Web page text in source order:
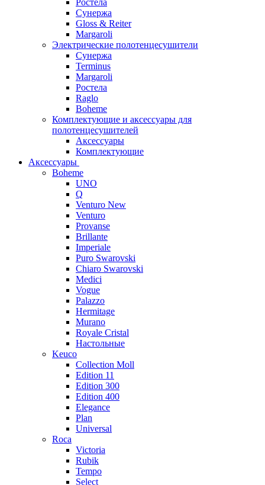
Ростела
Сунержа
Gloss & Reiter
Margaroli
Электрические полотенцесушители
Сунержа
Terminus
Margaroli
Ростела
Raglo
Boheme
Комплектующие и аксессуары для
полотенцесушителей
Аксессуары
Комплектующие
Аксессуары
Boheme
UNO
Q
Venturo New
Venturo
Provanse
Brillante
Imperiale
Puro Swarovski
Chiaro Swarovski
Medici
Vogue
Palazzo
Hermitage
Murano
Royale Cristal
Настольные
Keuco
Collection Moll
Edition 11
Edition 300
Edition 400
Elegance
Plan
Universal
Roca
Victoria
Rubik
Tempo
Select